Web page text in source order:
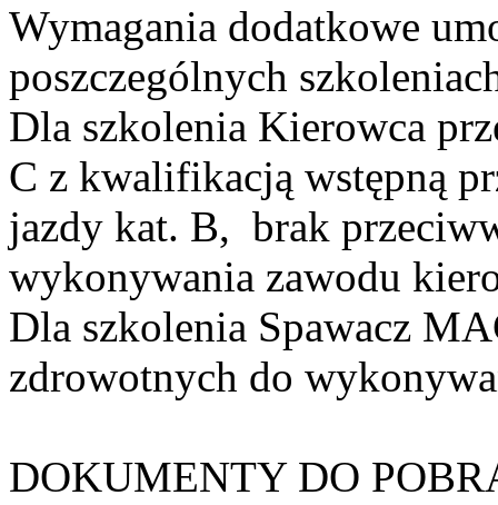
Wymagania dodatkowe
poszczególnych
Dla szkolenia Kierowca
C z kwalifikacją wstępną
jazdy kat. B, brak
wykonywania zawodu
Dla szkolenia Spawacz
zdrowotnych do
DOKUMENTY DO